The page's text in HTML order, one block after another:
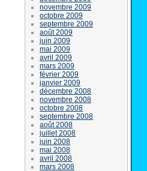
novembre 2009
octobre 2009
septembre 2009
août 2009
juin 2009
mai 2009
avril 2009
mars 2009
février 2009
janvier 2009
décembre 2008
novembre 2008
octobre 2008
septembre 2008
août 2008
juillet 2008
juin 2008
mai 2008
avril 2008
mars 2008